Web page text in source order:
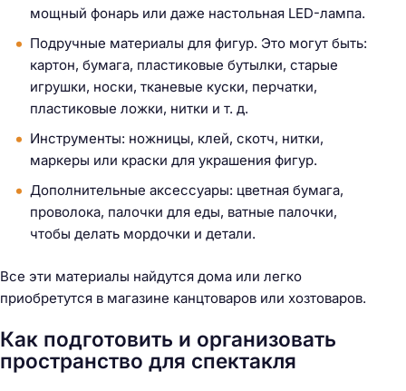
мощный фонарь или даже настольная LED-лампа.
Подручные материалы для фигур. Это могут быть:
картон, бумага, пластиковые бутылки, старые
игрушки, носки, тканевые куски, перчатки,
пластиковые ложки, нитки и т. д.
Инструменты: ножницы, клей, скотч, нитки,
маркеры или краски для украшения фигур.
Дополнительные аксессуары: цветная бумага,
проволока, палочки для еды, ватные палочки,
чтобы делать мордочки и детали.
Все эти материалы найдутся дома или легко
приобретутся в магазине канцтоваров или хозтоваров.
Как подготовить и организовать
пространство для спектакля